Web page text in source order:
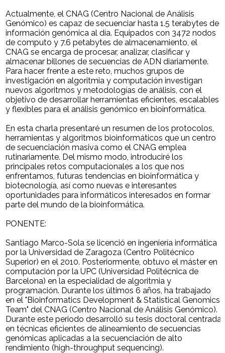
Actualmente, el CNAG (Centro Nacional de Análisis
Genómico) es capaz de secuenciar hasta 1.5 terabytes de
información genómica al día. Equipados con 3472 nodos
de computo y 7.6 petabytes de almacenamiento, el
CNAG se encarga de procesar, analizar, clasificar y
almacenar billones de secuencias de ADN diariamente.
Para hacer frente a este reto, muchos grupos de
investigación en algoritmia y computación investigan
nuevos algoritmos y metodologías de análisis, con el
objetivo de desarrollar herramientas eficientes, escalables
y flexibles para el análisis genómico en bioinformática.
En esta charla presentaré un resumen de los protocolos,
herramientas y algoritmos bioinformáticos que un centro
de secuenciación masiva como el CNAG emplea
rutinariamente. Del mismo modo, introduciré los
principales retos computacionales a los que nos
enfrentamos, futuras tendencias en bioinformática y
biotecnología, así como nuevas e interesantes
oportunidades para informáticos interesados en formar
parte del mundo de la bioinformática.
PONENTE:
Santiago Marco-Sola se licenció en ingeniería informática
por la Universidad de Zaragoza (Centro Politécnico
Superior) en el 2010. Posteriormente, obtuvo el máster en
computación por la UPC (Universidad Politécnica de
Barcelona) en la especialidad de algoritmia y
programación. Durante los últimos 6 años, ha trabajado
en el "Bioinformatics Development & Statistical Genomics
Team" del CNAG (Centro Nacional de Análisis Genómico).
Durante este periodo desarrolló su tesis doctoral centrada
en técnicas eficientes de alineamiento de secuencias
genómicas aplicadas a la secuenciación de alto
rendimiento (high-throughput sequencing).